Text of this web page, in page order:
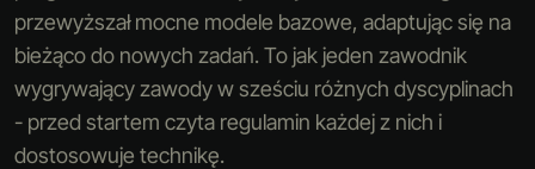
przewyższał mocne modele bazowe, adaptując się na
bieżąco do nowych zadań. To jak jeden zawodnik
wygrywający zawody w sześciu różnych dyscyplinach
- przed startem czyta regulamin każdej z nich i
dostosowuje technikę.